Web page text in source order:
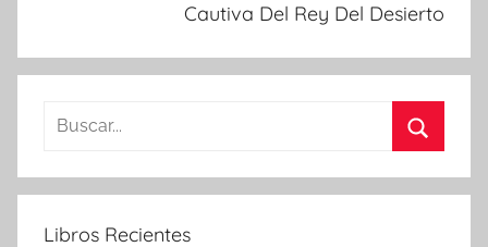
Cautiva Del Rey Del Desierto
Buscar:
Libros Recientes